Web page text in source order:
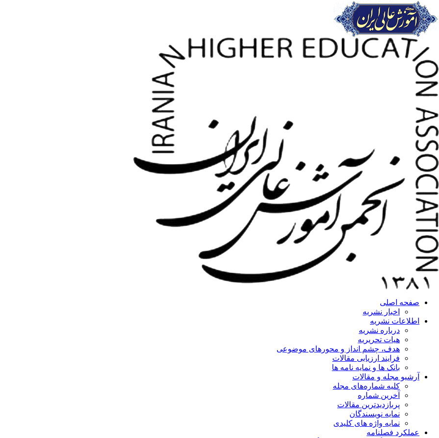
صفحه اصلی
اخبار نشریه
اطلاعات نشریه
درباره نشریه
هیات تحریریه
هدف، چشم انداز و محورهای موضوعی
فرایند ارزیابی مقالات
بانک ها و نمایه نامه ها
آرشیو مجله و مقالات
کلیه شماره‌های مجله
آخرین شماره
پربازدیدترین مقالات
نمایه نویسندگان
نمایه واژه های کلیدی
عملکرد فصلنامه